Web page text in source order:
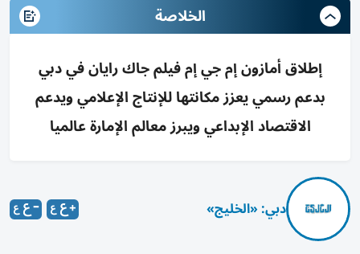
الخلاصة
إطلاق أمازون إم جي إم فيلم جاك رايان في دبي
بدعم رسمي يعزز مكانتها للإنتاج الإعلامي ويدعم
الاقتصاد الإبداعي ويبرز معالم الإمارة عالميا
دبي: «الخليج»